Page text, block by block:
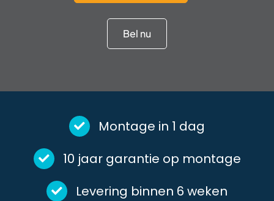
Bel nu
Montage in 1 dag
10 jaar garantie op montage
Levering binnen 6 weken